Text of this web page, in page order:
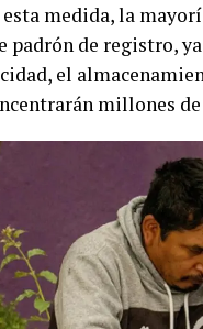
medida, la
padrón de registro,
el
millones